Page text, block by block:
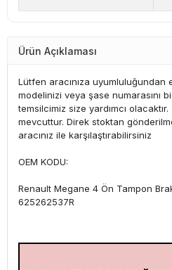
Ürün Açıklaması
Lütfen aracınıza
modelinizi veya şase numarasını
temsilcimiz size yardımcı
mevcuttur. Direk stoktan
aracınız ile karşılaştırabilirsiniz
OEM KODU:
Renault Megane 4 Ön Tampon
625262537R